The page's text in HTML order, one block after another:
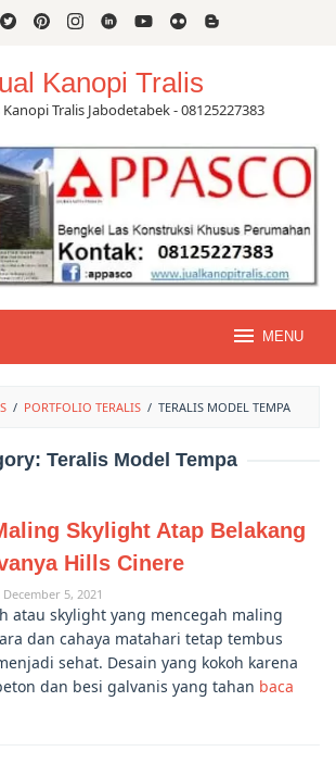
Kanopi Tralis
Tralis Jabodetabek - 08125227383
MENU
/ PORTFOLIO TERALIS / TERALIS MODEL TEMPA
Teralis Model Tempa
Skylight Atap Belakang
Hills Cinere
December 5, 2021
atau skylight yang mencegah maling
dan cahaya matahari tetap tembus
sehat. Desain yang kokoh karena
dan besi galvanis yang tahan baca